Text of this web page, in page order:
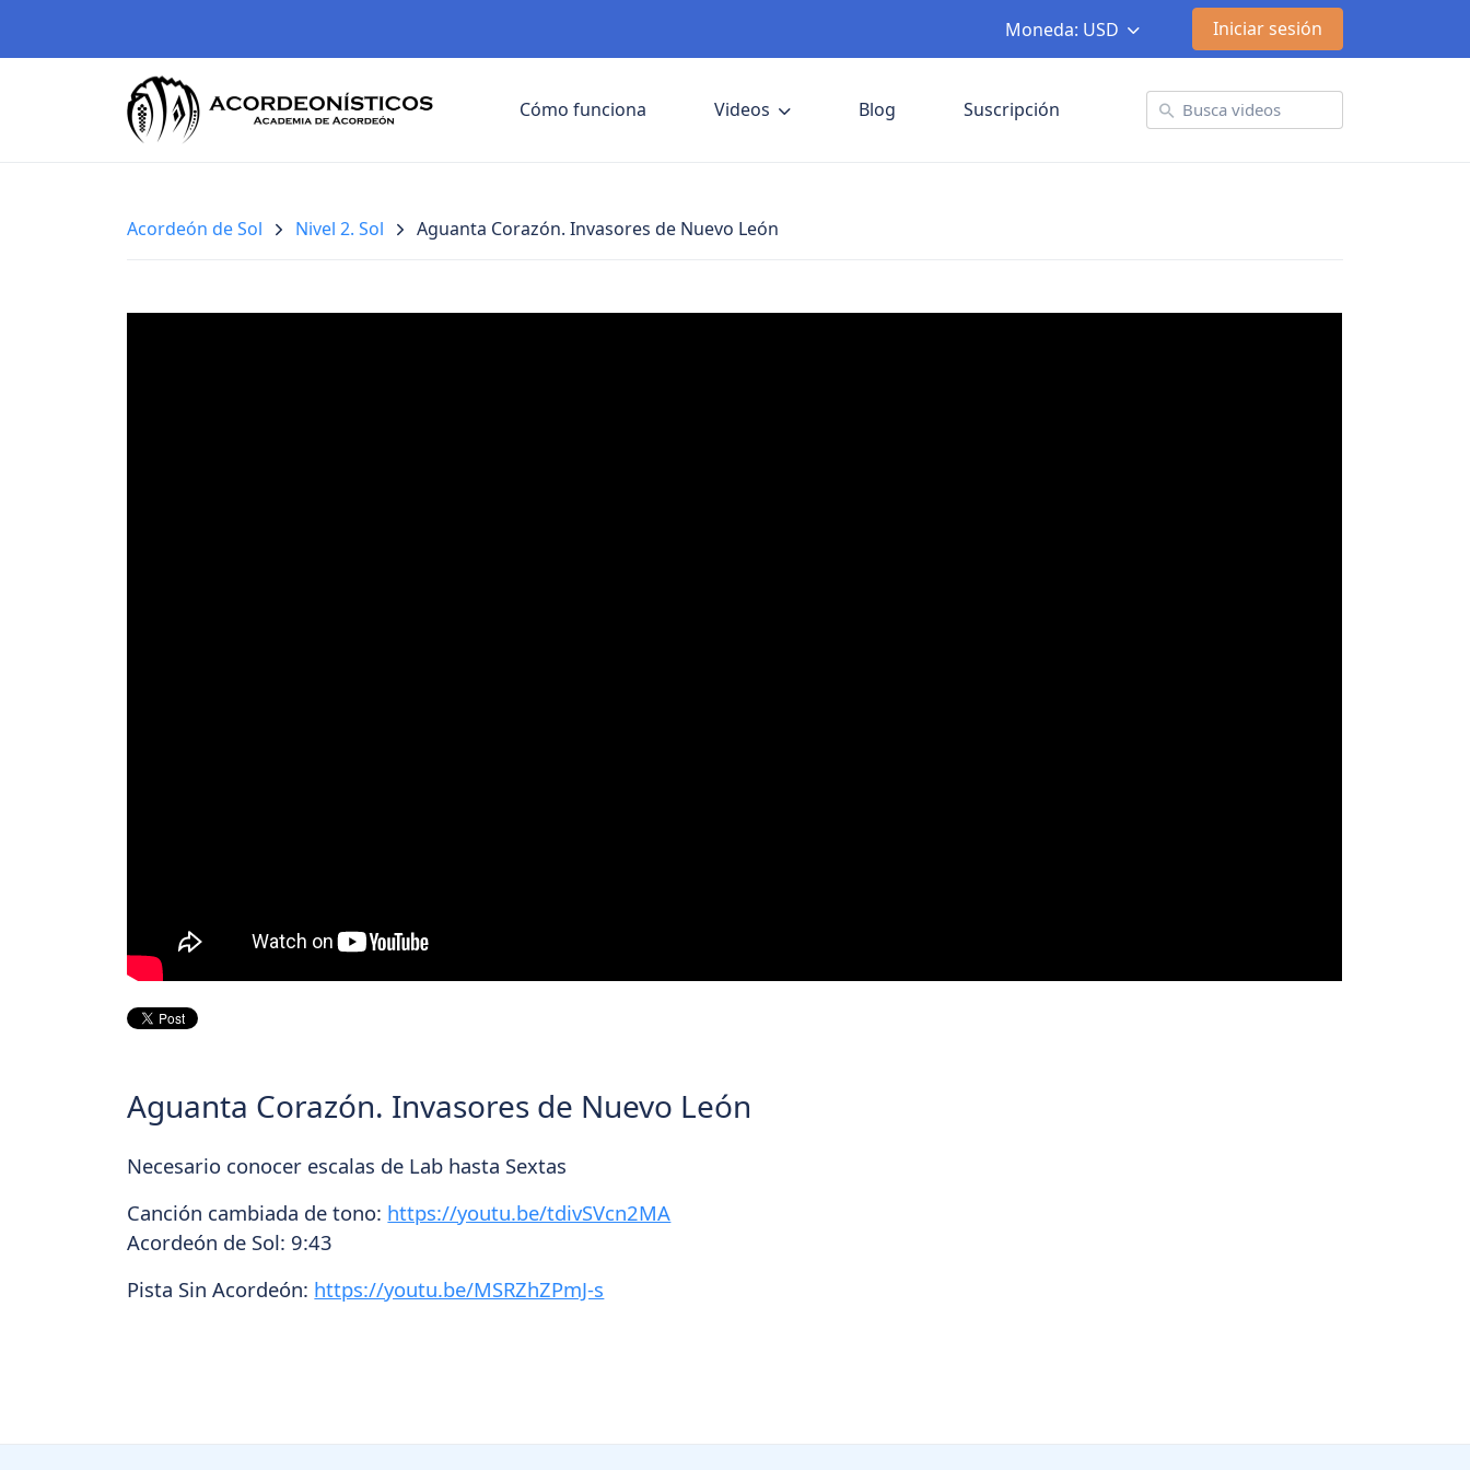
Moneda: USD Iniciar sesión
Cómo funciona Videos Blog Suscripción
Acordeón de Sol Nivel 2. Sol Aguanta Corazón. Invasores de Nuevo León
Aguanta Corazón. Invasores de Nuevo León
Necesario conocer escalas de Lab hasta Sextas
Canción cambiada de tono: https://youtu.be/tdivSVcn2MA
Acordeón de Sol: 9:43
Pista Sin Acordeón: https://youtu.be/MSRZhZPmJ-s